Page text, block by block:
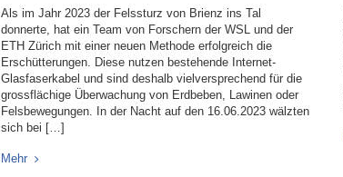
Als im Jahr 2023 der Felssturz von Brienz ins Tal
donnerte, hat ein Team von Forschern der WSL und der
ETH Zürich mit einer neuen Methode erfolgreich die
Erschütterungen. Diese nutzen bestehende Internet-
Glasfaserkabel und sind deshalb vielversprechend für die
grossflächige Überwachung von Erdbeben, Lawinen oder
Felsbewegungen. In der Nacht auf den 16.06.2023 wälzten
sich bei […]
Mehr